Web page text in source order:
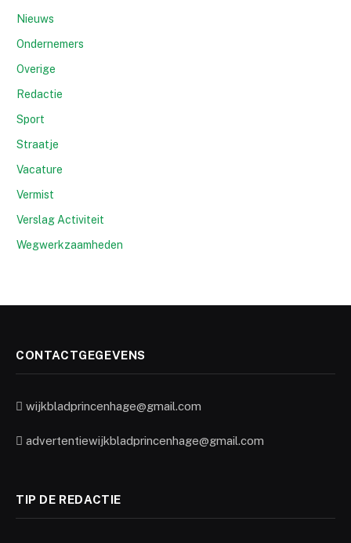
Nieuws
Ondernemers
Overige
Redactie
Sport
Straatje
Vacature
Vermist
Verslag Activiteit
Wegwerkzaamheden
CONTACTGEGEVENS
wijkbladprincenhage@gmail.com
advertentiewijkbladprincenhage@gmail.com
TIP DE REDACTIE